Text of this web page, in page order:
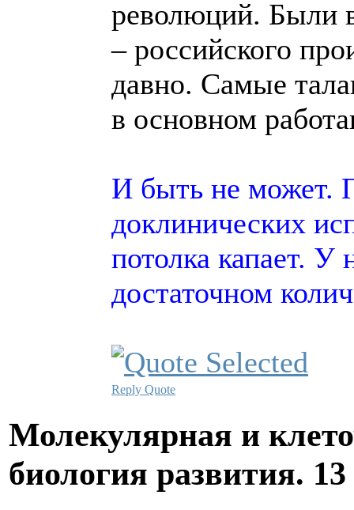
революций. Были
– российского
давно. Самые
в основном
И быть не может.
доклинических
потолка капает.
достаточном
Reply Quote
Молекулярная и
биология развития.